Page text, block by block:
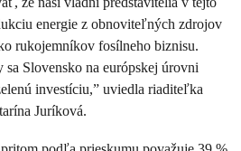
energie z obnoviteľných zdrojov
rukojemníkov fosílneho biznisu.
sa Slovensko na európskej úrovni
investíciu,” uviedla riaditeľka
Juríková.